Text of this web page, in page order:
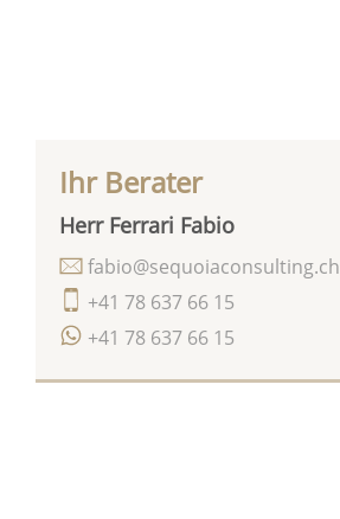
Ihr Berater
Herr Ferrari Fabio
+41 78 637 66 15
+41 78 637 66 15
fabio@sequoiaconsulting.ch